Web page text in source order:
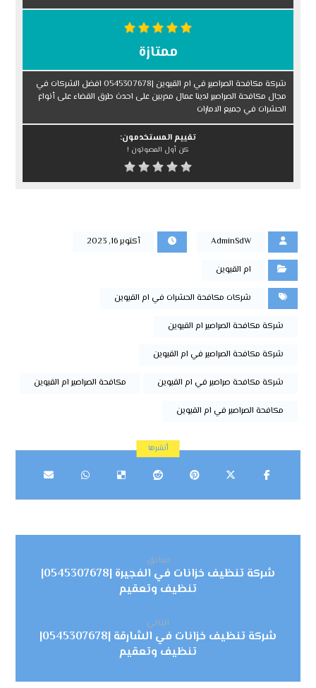
ممتازة
شركة مكافحة الصراصير في ام القيوين |0545307678 افضل الشركات في
مجال مكافحة الصراصير لدينا عمال مدربين على احدث طرق القضاء على أنواع
الحشرات في جميع الامارات
تقييم المستخدمون:
كن أول المصوتون !
AdminSdW أكتوبر 16, 2023
ام القيوين
شركات مكافحة الحشرات في ام القيوين
شركة مكافحة الصراصير ام القيوين
شركة مكافحة الصراصير في ام القيوين
شركة مكافحة صراصير في ام القيوين مكافحة الصراصير ام القيوين
مكافحة الصراصير في ام القيوين
سابق
شركة تنظيف خزانات في الفجيرة |0545307678|
تنظيف وتعقيم
التالي
شركة تنظيف خزانات في الشارقة |0545307678|
تنظيف وتعقيم